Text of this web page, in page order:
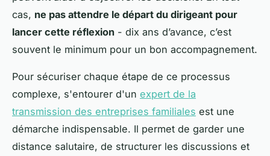
cas, ne pas attendre le départ du dirigeant pour
lancer cette réflexion - dix ans d’avance, c’est
souvent le minimum pour un bon accompagnement.
Pour sécuriser chaque étape de ce processus
complexe, s'entourer d'un expert de la
transmission des entreprises familiales est une
démarche indispensable. Il permet de garder une
distance salutaire, de structurer les discussions et